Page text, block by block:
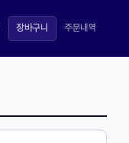
장바구니 주문내역